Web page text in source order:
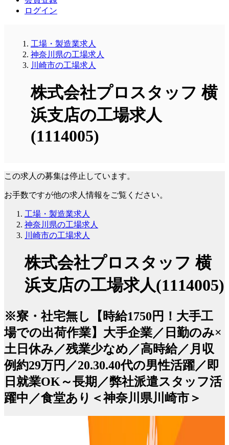
ログイン
工場・製造業求人
神奈川県の工場求人
川崎市の工場求人
株式会社プロスタッフ 横
浜支店の工場求人
(1114005)
この求人の募集は停止しています。
お手数ですが他の求人情報をご覧ください。
工場・製造業求人
神奈川県の工場求人
川崎市の工場求人
株式会社プロスタッフ 横
浜支店の工場求人(1114005)
※寮・社宅無し【時給1750円！大手工
場での出荷作業】大手企業／日勤のみ×
土日休み／残業少なめ／高時給／月収
例約29万円／20.30.40代の男性活躍／即
日就業OK～長期／弊社派遣スタッフ活
躍中／食堂あり＜神奈川県川崎市＞